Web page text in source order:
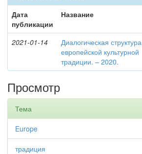
Дата
публикации
Название
2021-01-14
Диалогическая структура
европейской культурной
традиции. – 2020.
Просмотр
Тема
Europe
традиция